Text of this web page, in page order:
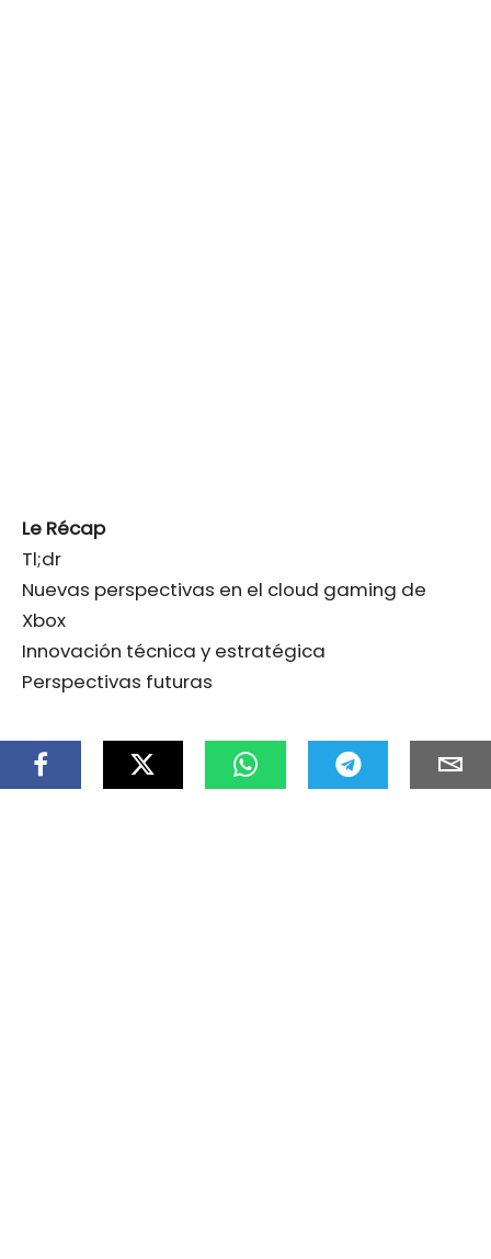
Le Récap
Tl;dr
Nuevas perspectivas en el cloud gaming de
Xbox
Innovación técnica y estratégica
Perspectivas futuras